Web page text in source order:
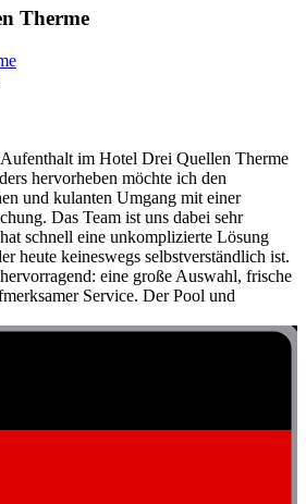
Therme
im Hotel Drei Quellen Therme
hervorheben möchte ich den
und kulanten Umgang mit einer
Das Team ist uns dabei sehr
schnell eine unkomplizierte Lösung
heute keineswegs selbstverständlich ist.
eine große Auswahl, frische
Service. Der Pool und